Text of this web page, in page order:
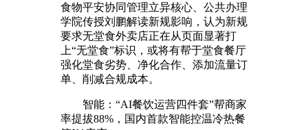
食物平安协同管理立异核心、公共办理
学院传授刘鹏解读新规影响，认为新规
要求无堂食外卖店正在从页面显著打
上“无堂食”标识，或将有帮于堂食餐厅
强化堂食劣势、净化合作、添加流量订
单、削减合规成本。
智能：“AI餐饮运营四件套”帮商家
率提拔88%，国内首款智能控温冷热餐